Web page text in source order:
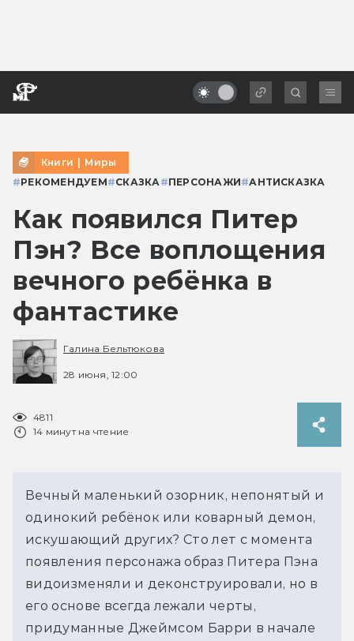
Книги | Миры
#РЕКОМЕНДУЕМ#СКАЗКА #ПЕРСОНАЖИ#АНТИСКАЗКА
Как появился Питер
Пэн? Все воплощения
вечного ребёнка в
фантастике
Галина Бельтюкова
28 июня, 12:00
4811
14 минут на чтение
Вечный маленький озорник, непонятый и
одинокий ребёнок или коварный демон,
искушающий других? Сто лет с момента
появления персонажа образ Питера Пэна
видоизменяли и деконструировали, но в
его основе всегда лежали черты,
придуманные Джеймсом Барри в начале